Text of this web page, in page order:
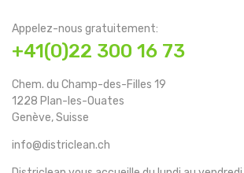
Appelez-nous gratuitement:
+41(0)22 300 16 73
Chem. du Champ-des-Filles 19
1228 Plan-les-Ouates
Genève, Suisse
info@districlean.ch